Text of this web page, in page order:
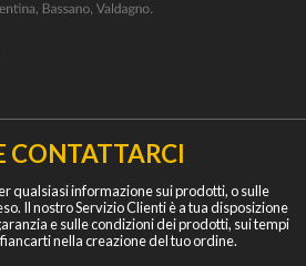
CONTATTARCI
qualsiasi informazione sui prodotti, o sulle
Il nostro Servizio Clienti è a tua disposizione
e sulle condizioni dei prodotti, sui tempi
nella creazione del tuo ordine.